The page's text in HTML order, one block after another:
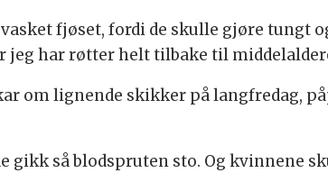
fjøset, fordi de skulle gjøre tungt
jeg har røtter helt tilbake til
om lignende skikker på langfredag,
gikk så blodspruten sto. Og kvinnene